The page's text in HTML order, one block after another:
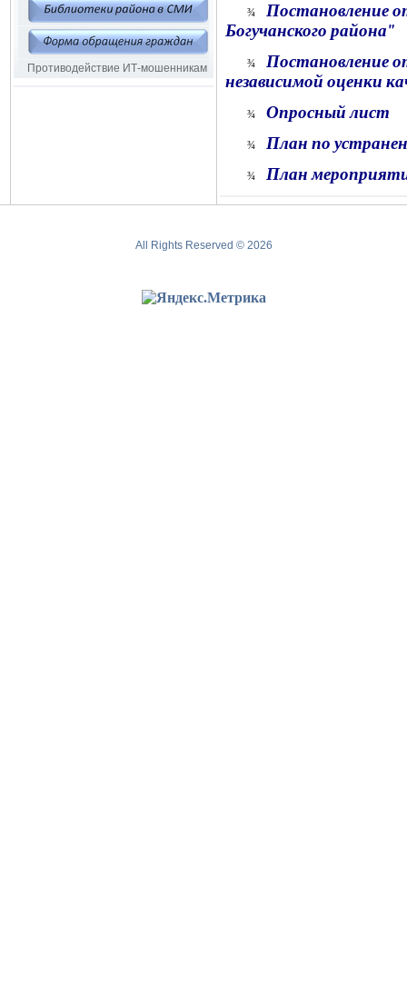
Противодействие ИТ-мошенникам
¾
Постановление
Богучанского района"
¾
Постановление
независимой оценки
¾ Опросный лист
¾ План по
¾ План
All Rights Reserved © 2026